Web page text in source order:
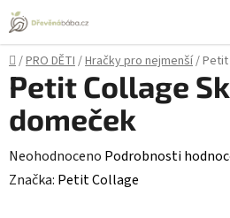
Přejít
na
obsah
Domů
/PRO DĚTI/Hračky pro nejmenší/Petit
Petit Collage
domeček
Průměrné
hodnocení
Neohodnoceno Podrobnosti
Značka: Petit Collage